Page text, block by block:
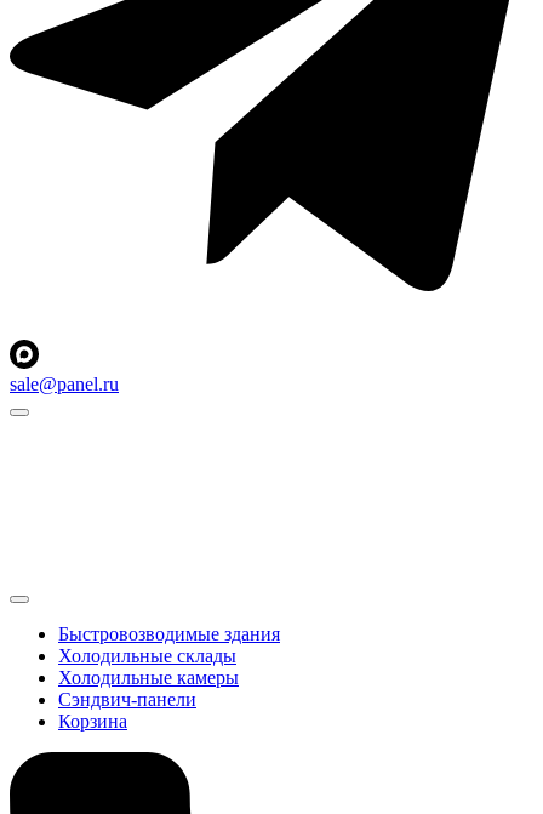
sale@panel.ru
Быстровозводимые здания
Холодильные склады
Холодильные камеры
Сэндвич-панели
Корзина